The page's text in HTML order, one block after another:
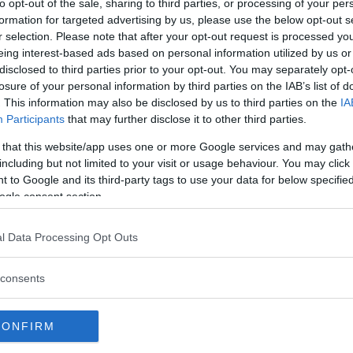
opt-out of the sale, sharing to third parties, or processing of your
for targeted advertising by us, please use the below opt-out
selection. Please note that after your opt-out request is processed
interest-based ads based on personal information utilized by us
to third parties prior to your opt-out. You may separately
of your personal information by third parties on the IAB’s list of
This information may also be disclosed by us to third parties on the
Participants that may further disclose it to other third parties.
that this website/app uses one or more Google services and may
but not limited to your visit or usage behaviour. You may
to Google and its third-party tags to use your data for below
consent section.
Data Processing Opt Outs
har ärendet på sitt bord i
Larère som skapar rubrikerna i den
säger sig vara anhängare av alternativ
sina två barn på 15 månader och
vacciner gör mer skada än nytta då
som kvicksilver och aluminium.
har rätt till sin egen hälsa och det inte
att vacciner fungerar.